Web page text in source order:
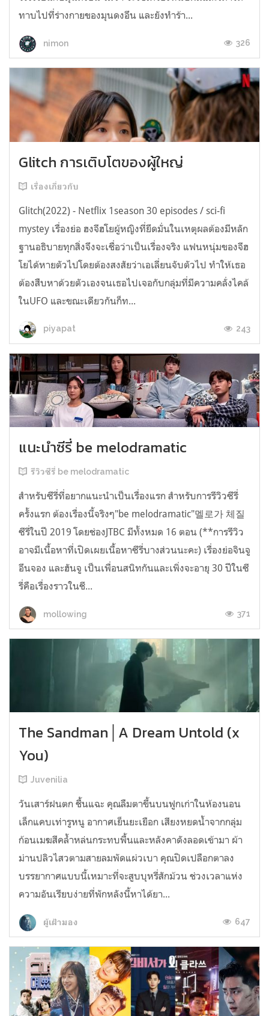
ทาบไปที่ร่างกายของมุนดงอึน และยังทำร้า...
nimon 326
Glitch การเติบโตของผู้ใหญ่
เรื่องเกี่ยวกับ
Glitch(2022) - Netflix 1season 30 episodes / sci-fi
mystey เรื่องย่อ ฮงจีฮโยผู้หญิงที่ยึดมั่นในเหตุผลต้องมีหลัก
ฐานอธิบายทุกสิ่งจึงจะเชื่อว่าเป็นเรื่องจริง แฟนหนุ่มของจีฮ
โยได้หายตัวไปโดยต้องสงสัยว่าเอเลี่ยนจับตัวไป ทำให้เธอ
ต้องสืบหาด้วยตัวเองจนเธอไปเจอกับกลุ่มที่มีความคลั่งไคล้
ในUFO และขณะเดียวกันก็ท...
piyapat 243
แนะนำซีรี่ be melodramatic
รีวิวซีรี่ be melodramatic
สำหรับซีรี่ที่อยากแนะนำเป็นเรื่องแรก สำหรับการรีวิวซีรี่
ครั้งแรก ต้องเรื่องนี้จริงๆ"be melodramatic"멜로가 체질
ซีรี่ในปี 2019 โดยช่องJTBC มีทั้งหมด 16 ตอน (**การรีวิว
อาจมีเนื้อหาที่เปิดเผยเนื้อหาซีรี่บางส่วนนะคะ) เรื่องย่อจินจู
อึนจอง และฮันจู เป็นเพื่อนสนิทกันและเพิ่งจะอายุ 30 ปีในซี
รี่คือเรื่องราวในชี...
mollowing 371
The Sandman│A Dream Untold (x
You)
Juvenilia
วันเสาร์ฝนตก ชื้นแฉะ คุณลืมตาขึ้นบนฟูกเก่าในห้องนอน
เล็กแคบเท่ารูหนู อากาศเย็นยะเยือก เสียงหยดน้ำจากกลุ่ม
ก้อนเมฆสีคล้ำหล่นกระทบพื้นและหลังคาดังลอดเข้ามา ผ้า
ม่านปลิวไสวตามสายลมพัดแผ่วเบา คุณปิดเปลือกตาลง
บรรยากาศแบบนี้เหมาะที่จะสูบบุหรี่สักม้วน ช่วงเวลาแห่ง
ความอันเรียบง่ายที่พักหลังนี้หาได้ยา...
ผู้เฝ้ามอง 647